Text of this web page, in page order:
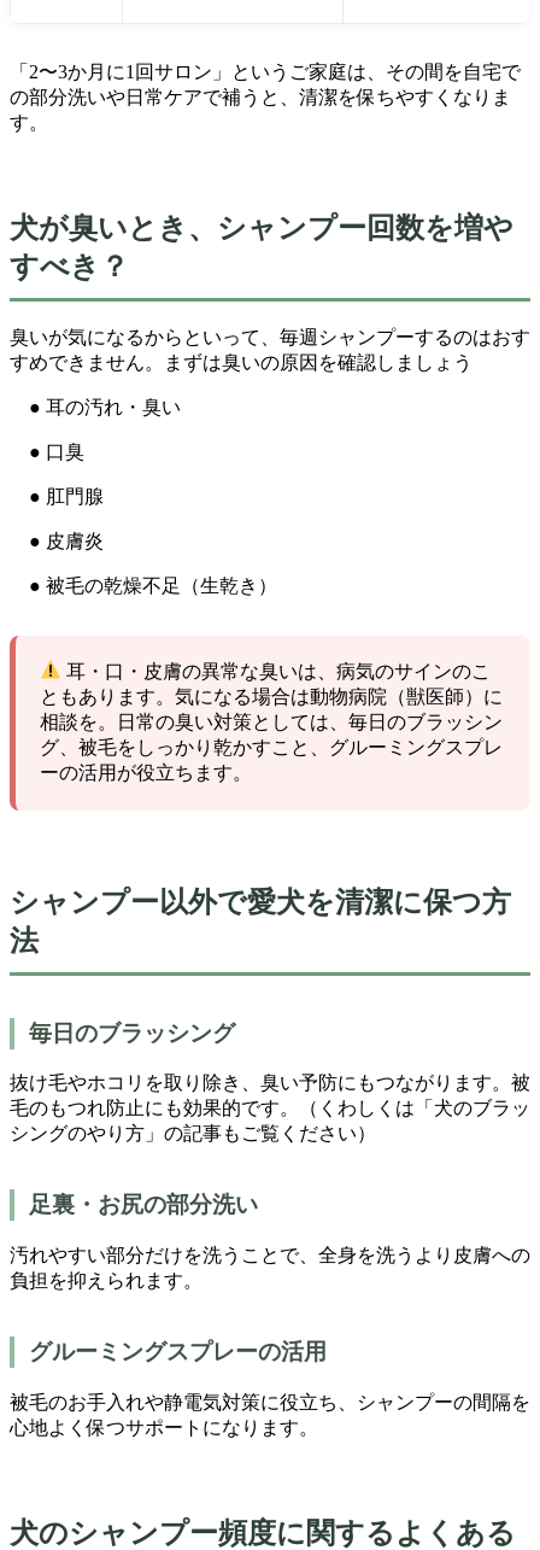
「2〜3か月に1回サロン」というご家庭は、その間を自宅で
の部分洗いや日常ケアで補うと、清潔を保ちやすくなりま
す。
犬が臭いとき、シャンプー回数を増や
すべき？
臭いが気になるからといって、毎週シャンプーするのはおす
すめできません。まずは臭いの原因を確認しましょう
● 耳の汚れ・臭い
● 口臭
● 肛門腺
● 皮膚炎
● 被毛の乾燥不足（生乾き）
耳・口・皮膚の異常な臭いは、病気のサインのこ
ともあります。気になる場合は動物病院（獣医師）に
相談を。日常の臭い対策としては、毎日のブラッシン
グ、被毛をしっかり乾かすこと、グルーミングスプレ
ーの活用が役立ちます。
シャンプー以外で愛犬を清潔に保つ方
法
毎日のブラッシング
抜け毛やホコリを取り除き、臭い予防にもつながります。被
毛のもつれ防止にも効果的です。（くわしくは「犬のブラッ
シングのやり方」の記事もご覧ください）
足裏・お尻の部分洗い
汚れやすい部分だけを洗うことで、全身を洗うより皮膚への
負担を抑えられます。
グルーミングスプレーの活用
被毛のお手入れや静電気対策に役立ち、シャンプーの間隔を
心地よく保つサポートになります。
犬のシャンプー頻度に関するよくある